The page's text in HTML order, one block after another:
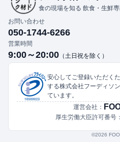
食の現場を知る 飲食・生鮮
お問い合わせ
050-1744-6266
営業時間
9:00～20:00 （土日祝を除く）
安心してご登録いただく
する株式会社フーディソ
ています。
運営会社：
厚生労働大臣許可番号：
©︎2026